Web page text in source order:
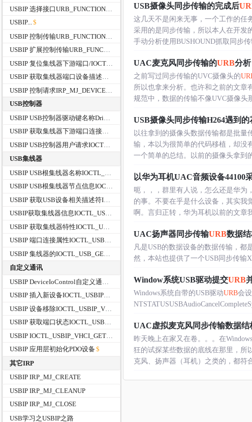
USBIP...
USBIP 扩展控制传输URB_FUNCTION_CONTROL_TRANSFER_EX
USBIP 获取集线器端口设备描述符IOCTL_USB_GET_DESCRIPTOR_FROM_NODE_CONNECTION
USB控制器
USBIP 获取集线器下游端口连接信息IOCTL_USB_GET_NODE_CONNECTION_INFORMATION
USB集线器
USBIP USB根集线器节点信息IOCTL_USB_GET_NODE_INFORMATION
USBIP获取集线器信息IOCTL_USB_GET_HUB_INFORMATION_EX
USBIP 端口连接属性IOCTL_USB_GET_PORT_CONNECTOR_PROPERTIES
自定义通讯
USBIP 插入新设备IOCTL_USBIP_VHCI_PLUGIN_HARDWARE
USBIP 获取端口状态IOCTL_USBIP_VHCI_GET_PORTS_STATUS
USBIP 应用层初始化PDO设备
其它IRP
USBIP IRP_MJ_CREATE
USBIP IRP_MJ_CLEANUP
USBIP IRP_MJ_CLOSE
USB学习之USBIP之路
USB摄像头同步传输的完成后
这几天不是闲来无事，一个工作的任
采用的是同步传输，所以本人在开发
手动分析使用BUSHOUND抓取同步
UAC麦克风同步传输的URB分析
之前写过同步传输的UVC摄像头的
所以也拿来分析。也许和之前的文章
规范中，数据的传输不像UVC摄像头
USB摄像头同步传输H264遇到的
以往拿到的摄像头数据传输都是批
输，本以为很简单的代码移植，却没
一个简单的总结。以前的摄像头拿到
以华为耳机UAC音频设备44100
呃，，，群里有人说，怎么还是华为
的事。不要在乎是什么设备，其实我
啊。言归正转，华为耳机以前的文章
UAC扬声器同步传输URB数据
凡是USB的数据设备的数据传输，都
然，本站也提供了一个USB同步传输
Window系统USB驱动提交URB
Windows系统自带的USB驱动URB会
UAC虚拟麦克风同步传输数据
昨天晚上在家又在卷。。。在
狂的试探某些数据的底线在那里，所
克风、扬声器（耳机）之类的，都符